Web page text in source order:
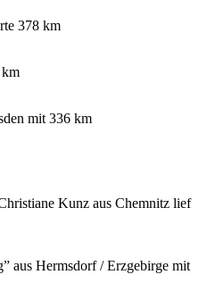
378 km
km
mit 336 km
Kunz aus Chemnitz lief
aus Hermsdorf / Erzgebirge mit